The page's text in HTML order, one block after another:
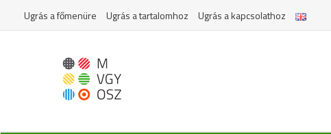
Ugrás a főmenüre Ugrás a tartalomhoz Ugrás a kapcsolathoz